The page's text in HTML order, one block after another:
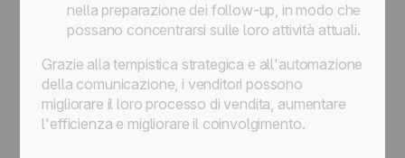
nella preparazione dei follow-up, in modo che
possano concentrarsi sulle loro attività attuali.
Grazie alla tempistica strategica e all'automazione
della comunicazione, i venditori possono
migliorare il loro processo di vendita, aumentare
l'efficienza e migliorare il coinvolgimento.